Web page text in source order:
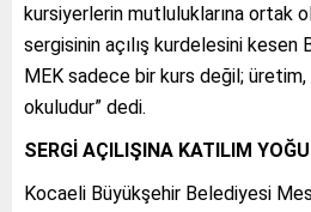
kursiyerlerin mutluluklarına ortak
sergisinin açılış kurdelesini kesen
MEK sadece bir kurs değil; üretim,
okuludur” dedi.
SERGİ AÇILIŞINA KATILIM
Kocaeli Büyükşehir Belediyesi